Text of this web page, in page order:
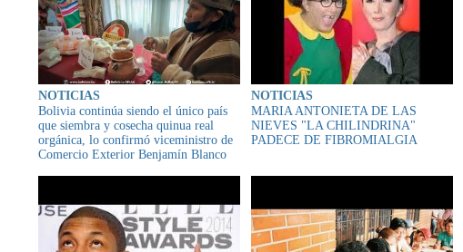
NOTICIAS
Bolivia continúa siendo el único país
que siembra y cosecha quinua real
orgánica, lo confirmó viceministro de
Comercio Exterior Benjamín Blanco
NOTICIAS
MARIA ANTONIETA DE LAS
NIEVES "LA CHILINDRINA"
PADECE DE FIBROMIALGIA